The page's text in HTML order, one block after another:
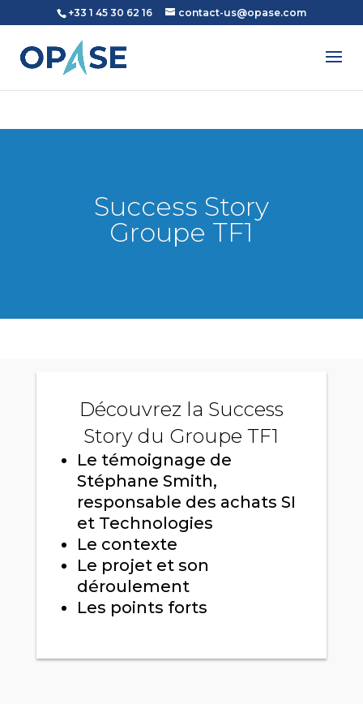
+33 1 45 30 62 16 contact-us@opase.com
Success Story
Groupe TF1
Découvrez la Success
Story du Groupe TF1
Le témoignage de
Stéphane Smith,
responsable des achats SI
et Technologies
Le contexte
Le projet et son
déroulement
Les points forts